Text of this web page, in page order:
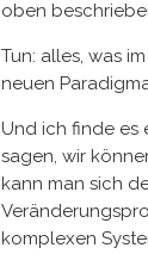
oben
Tun: alles, was
neuen
Und ich finde es
sagen, wir
kann man sich
komplexen